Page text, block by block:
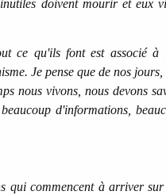
doivent mourir et eux
ce qu'ils font est associé
Je pense que de nos
nous vivons, nous devons
d'informations,
qui commencent à arriver